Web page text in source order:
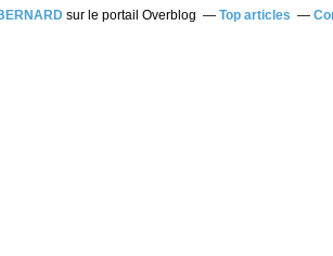
sur le portail Overblog Top articles